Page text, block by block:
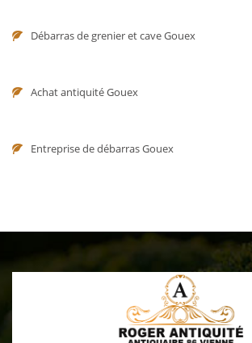
Débarras de grenier et cave Gouex
Achat antiquité Gouex
Entreprise de débarras Gouex